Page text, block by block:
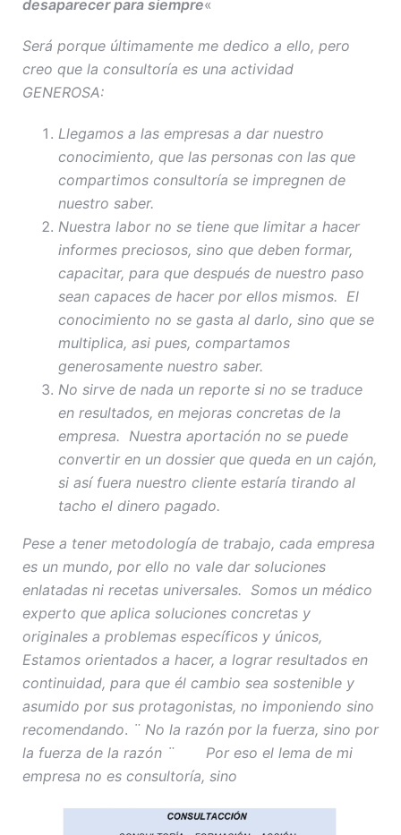
desaparecer para siempre«
Será porque últimamente me dedico a ello, pero
creo que la consultoría es una actividad
GENEROSA:
Llegamos a las empresas a dar nuestro
conocimiento, que las personas con las que
compartimos consultoría se impregnen de
nuestro saber.
Nuestra labor no se tiene que limitar a hacer
informes preciosos, sino que deben formar,
capacitar, para que después de nuestro paso
sean capaces de hacer por ellos mismos. El
conocimiento no se gasta al darlo, sino que se
multiplica, asi pues, compartamos
generosamente nuestro saber.
No sirve de nada un reporte si no se traduce
en resultados, en mejoras concretas de la
empresa. Nuestra aportación no se puede
convertir en un dossier que queda en un cajón,
si así fuera nuestro cliente estaría tirando al
tacho el dinero pagado.
Pese a tener metodología de trabajo, cada empresa
es un mundo, por ello no vale dar soluciones
enlatadas ni recetas universales. Somos un médico
experto que aplica soluciones concretas y
originales a problemas específicos y únicos,
Estamos orientados a hacer, a lograr resultados en
continuidad, para que él cambio sea sostenible y
asumido por sus protagonistas, no imponiendo sino
recomendando. ¨ No la razón por la fuerza, sino por
la fuerza de la razón ¨ Por eso el lema de mi
empresa no es consultoría, sino